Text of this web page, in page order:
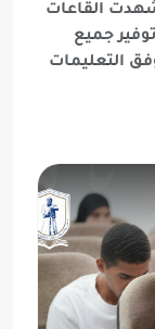
القاعات
جميع
التعليمات